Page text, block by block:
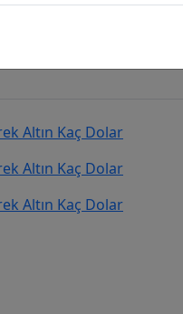
kurcevir.net
Altın Kaç Dolar
Altın Kaç Dolar
Altın Kaç Dolar